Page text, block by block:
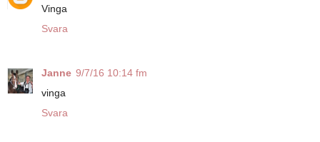
Vinga
Svara
Janne 9/7/16 10:14 fm
vinga
Svara